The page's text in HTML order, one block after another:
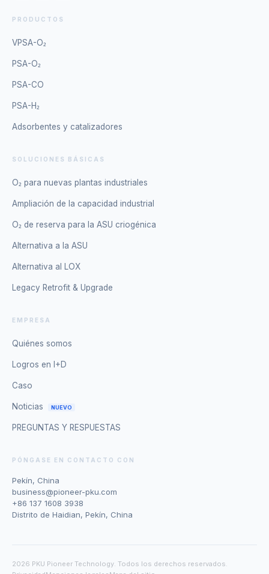
PRODUCTOS
VPSA-O₂
PSA-O₂
PSA-CO
PSA-H₂
Adsorbentes y catalizadores
SOLUCIONES BÁSICAS
O₂ para nuevas plantas industriales
Ampliación de la capacidad industrial
O₂ de reserva para la ASU criogénica
Alternativa a la ASU
Alternativa al LOX
Legacy Retrofit & Upgrade
EMPRESA
Quiénes somos
Logros en I+D
Caso
Noticias NUEVO
PREGUNTAS Y RESPUESTAS
PÓNGASE EN CONTACTO CON
Pekín, China
business@pioneer-pku.com
+86 137 1608 3938
Distrito de Haidian, Pekín, China
2026 PKU Pioneer Technology. Todos los derechos reservados.